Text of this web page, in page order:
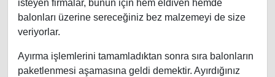
isteyen firmalar, bunun için hem eldiven hemde
balonları üzerine sereceğiniz bez malzemeyi de size
veriyorlar.
Ayırma işlemlerini tamamladıktan sonra sıra balonların
paketlenmesi aşamasına geldi demektir. Ayırdığınız